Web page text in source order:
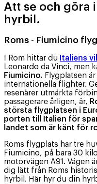
Att se och göra
hyrbil.
Roms - Fiumicino
I Rom hittar du Italiens
Leonardo da Vinci, men
Fiumicino. Flygplatsen
internationella flighter.
resenärer utmärkta
passagerare årligen, är,
största flygplatsen i
porten till Italien för
landet som är känt för
Roms flygplats har tre
Fiumicino, på bara 30
motorvägen A91. Vägen
dig lätt från Roms
hyrbil. Här hyr du din